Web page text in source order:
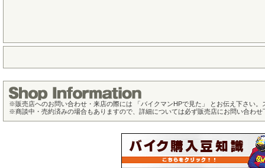
※販売店へのお問い合わせ・来店の際には 「バイクマンHPで見た」 とお伝え下さい
※商談中・売約済みの場合もありますので、詳細については必ず販売店にお問い合わせ